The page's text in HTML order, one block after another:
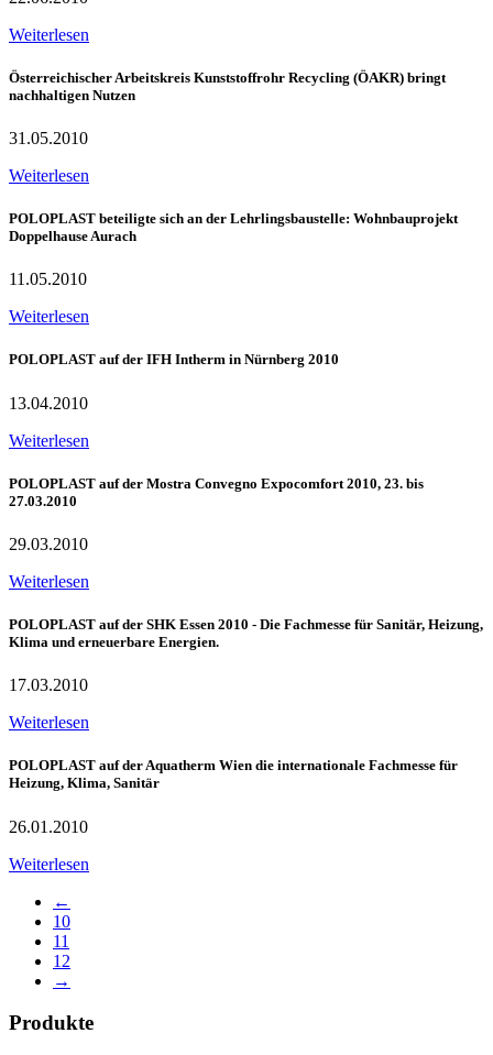
Weiterlesen
Österreichischer Arbeitskreis Kunststoffrohr Recycling (ÖAKR) bringt
nachhaltigen Nutzen
31.05.2010
Weiterlesen
POLOPLAST beteiligte sich an der Lehrlingsbaustelle: Wohnbauprojekt
Doppelhause Aurach
11.05.2010
Weiterlesen
POLOPLAST auf der IFH Intherm in Nürnberg 2010
13.04.2010
Weiterlesen
POLOPLAST auf der Mostra Convegno Expocomfort 2010, 23. bis
27.03.2010
29.03.2010
Weiterlesen
POLOPLAST auf der SHK Essen 2010 - Die Fachmesse für Sanitär, Heizung,
Klima und erneuerbare Energien.
17.03.2010
Weiterlesen
POLOPLAST auf der Aquatherm Wien die internationale Fachmesse für
Heizung, Klima, Sanitär
26.01.2010
Weiterlesen
←
10
11
12
→
Produkte